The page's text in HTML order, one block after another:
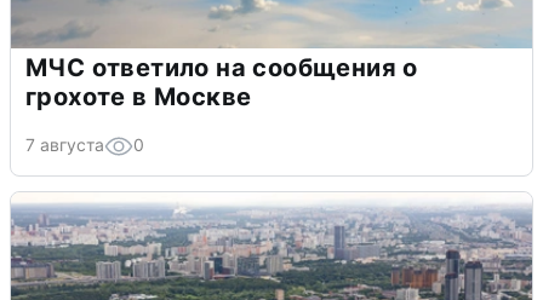
МЧС ответило на сообщения о
грохоте в Москве
7 августа 0